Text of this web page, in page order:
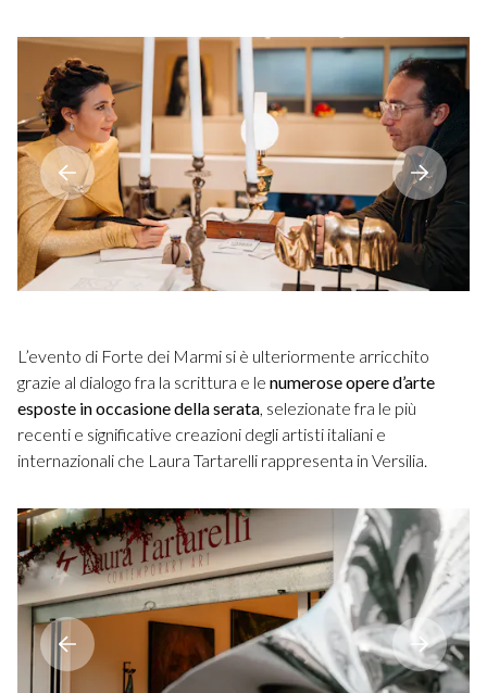
L’evento di Forte dei Marmi si è ulteriormente arricchito
grazie al dialogo fra la scrittura e le numerose opere d’arte
esposte in occasione della serata, selezionate fra le più
recenti e significative creazioni degli artisti italiani e
internazionali che Laura Tartarelli rappresenta in Versilia.